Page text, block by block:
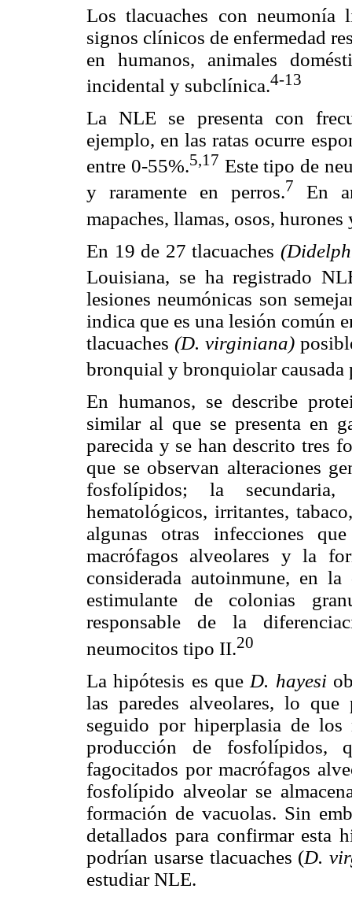
Los tlacuaches con neumonía
signos clínicos de enfermedad
en humanos, animales
incidental y subclínica.4-13
La NLE se presenta con
ejemplo, en las ratas ocurre
entre 0-55%.5,17 Este tipo de
y raramente en perros.7
En
mapaches, llamas, osos, hurones
En 19 de 27 tlacuaches
Louisiana, se ha registrado
lesiones neumónicas son
indica que es una lesión común
tlacuaches (D. virginiana)
bronquial y bronquiolar causada
En humanos, se describe
similar al que se presenta en
parecida y se han descrito tres
que se observan alteraciones
fosfolípidos; la secundaria,
hematológicos, irritantes,
algunas otras infecciones
macrófagos alveolares y la
considerada autoinmune, en
estimulante de colonias
responsable de la
neumocitos tipo II.20
La hipótesis es que D. hayesi
las paredes alveolares, lo
seguido por hiperplasia de
producción de fosfolípidos,
fagocitados por macrófagos
fosfolípido alveolar se
formación de vacuolas. Sin
detallados para confirmar esta
podrían usarse tlacuaches (D.
estudiar NLE.